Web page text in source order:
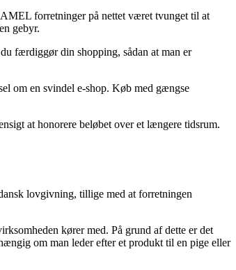
forretninger på nettet været tvunget til at
gebyr.
færdiggør din shopping, sådan at man er
om en svindel e-shop. Køb med gængse
at honorere beløbet over et længere tidsrum.
lovgivning, tillige med at forretningen
kører med. På grund af dette er det
om man leder efter et produkt til en pige eller